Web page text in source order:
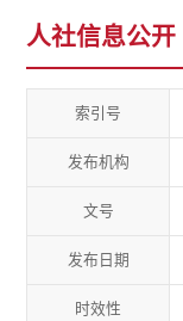
人社信息公开
索引号
发布机构
文号
发布日期
时效性